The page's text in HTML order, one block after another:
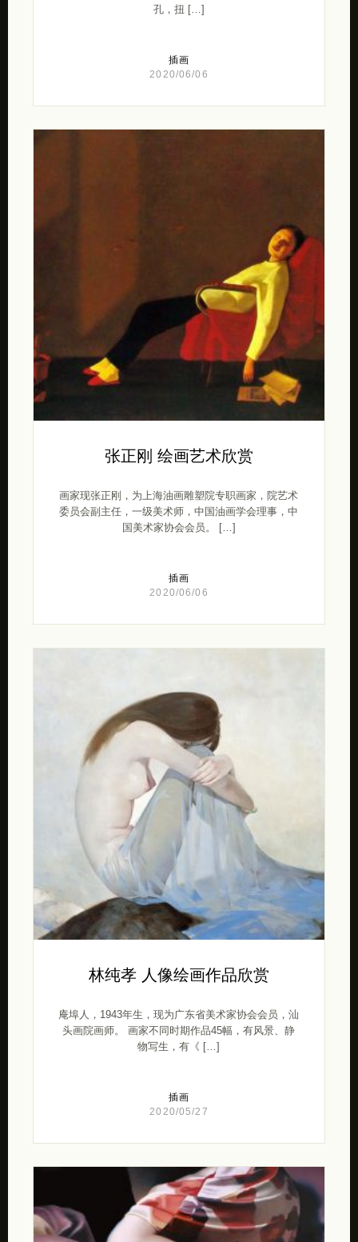
孔，扭 […]
插画
2020/06/06
张正刚 绘画艺术欣赏
画家现张正刚，为上海油画雕塑院专职画家，院艺术
委员会副主任，一级美术师，中国油画学会理事，中
国美术家协会会员。 […]
插画
2020/06/06
林纯孝 人像绘画作品欣赏
庵埠人，1943年生，现为广东省美术家协会会员，汕
头画院画师。 画家不同时期作品45幅，有风景、静
物写生，有《 […]
插画
2020/05/27